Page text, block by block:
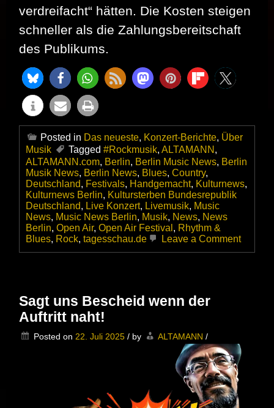
verdreifacht“ hätten. Die Kosten steigen
schneller als die Zahlungsbereitschaft
des Publikums.
Posted in Das neueste, Konzert-Berichte, Über
Musik
Tagged #Rockmusik, ALTAMANN ,
ALTAMANN.com, Berlin, Berlin Music News, Berlin
Musik News, Berlin News, Blues, Country,
Deutschland, Festivals, Handgemacht, Kulturnews,
Kulturnews Berlin, Kultursterben Bundesrepublik
Deutschland, Live Konzert, Livemusik, Music
News, Music News Berlin, Musik, News, News
Berlin, Open Air, Open Air Festival , Rhythm &
Blues, Rock, tagesschau.de Leave a Commenton
Jahre
vorbei
Sagt uns Bescheid wenn der
Auftritt naht!
Posted on 22. Juli 2025 / by ALTAMANN /